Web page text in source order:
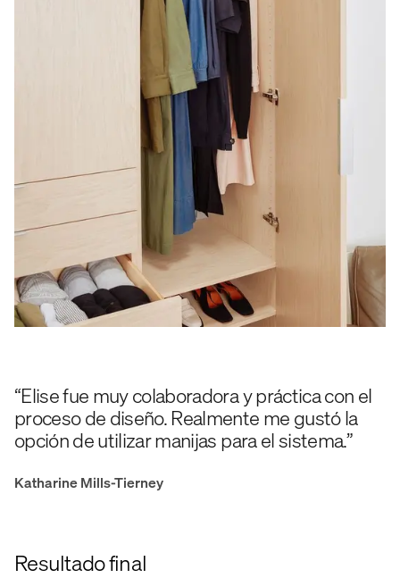
“Elise fue muy colaboradora y práctica con el
proceso de diseño. Realmente me gustó la
opción de utilizar manijas para el sistema.”
Katharine Mills-Tierney
Resultado final